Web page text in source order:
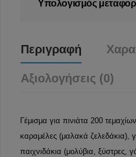
Υπολογισμός
Περιγραφή
Αξιολογήσεις (0)
Γέμισμα για πινιάτα 200
καραμέλες (μαλακά ζελεδάκια),
παιχνιδάκια (μολύβια, ξύστρες,